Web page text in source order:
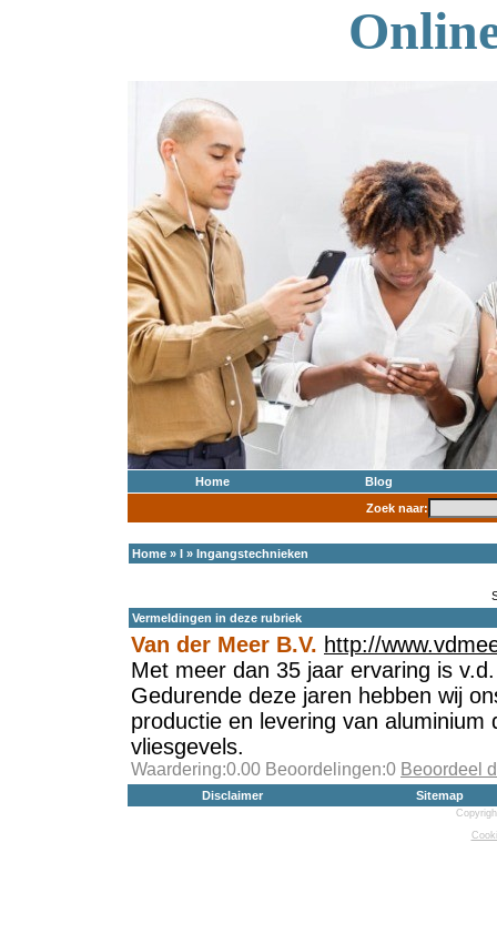
Home
Blog
Zoek naar:
Home » I » Ingangstechnieken
Vermeldingen in deze rubriek
Van der Meer B.V. http://
Met meer dan 35 jaar ervaring is
Gedurende deze jaren hebben wij
productie en levering van aluminium
vliesgevels.
Waardering:0.00 Beoordelingen:0 Beoordeel
Disclaimer Sitemap